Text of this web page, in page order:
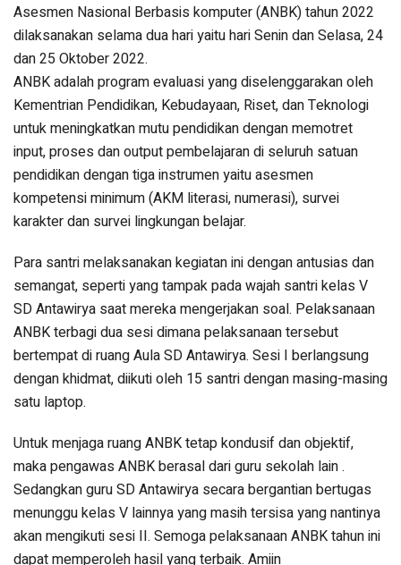
Asesmen Nasional Berbasis komputer (ANBK) tahun 2022
dilaksanakan selama dua hari yaitu hari Senin dan Selasa, 24
dan 25 Oktober 2022.
ANBK adalah program evaluasi yang diselenggarakan oleh
Kementrian Pendidikan, Kebudayaan, Riset, dan Teknologi
untuk meningkatkan mutu pendidikan dengan memotret
input, proses dan output pembelajaran di seluruh satuan
pendidikan dengan tiga instrumen yaitu asesmen
kompetensi minimum (AKM literasi, numerasi), survei
karakter dan survei lingkungan belajar.
Para santri melaksanakan kegiatan ini dengan antusias dan
semangat, seperti yang tampak pada wajah santri kelas V
SD Antawirya saat mereka mengerjakan soal. Pelaksanaan
ANBK terbagi dua sesi dimana pelaksanaan tersebut
bertempat di ruang Aula SD Antawirya. Sesi I berlangsung
dengan khidmat, diikuti oleh 15 santri dengan masing-masing
satu laptop.
Untuk menjaga ruang ANBK tetap kondusif dan objektif,
maka pengawas ANBK berasal dari guru sekolah lain .
Sedangkan guru SD Antawirya secara bergantian bertugas
menunggu kelas V lainnya yang masih tersisa yang nantinya
akan mengikuti sesi II. Semoga pelaksanaan ANBK tahun ini
dapat memperoleh hasil yang terbaik. Amiin